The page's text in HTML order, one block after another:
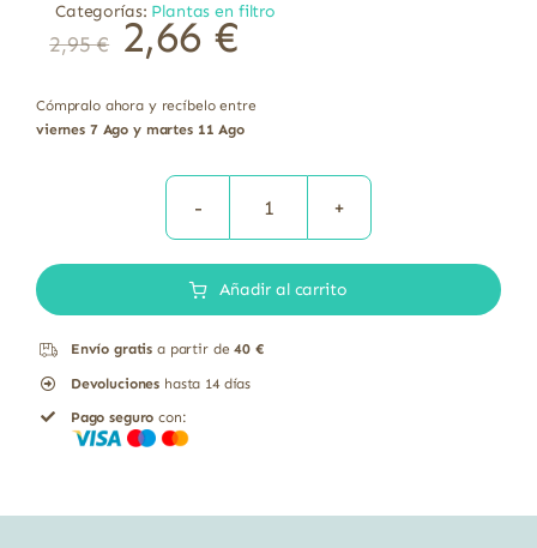
Categorías: Plantas en filtro
2,95€ 2,66 €
Cómpralo ahora y recíbelo entre
viernes 7 Ago y martes 11 Ago
TISANA
T
Añadir al carrito
Envío gratis a partir de40 €
Devoluciones hasta 14 días
Pago seguro con: